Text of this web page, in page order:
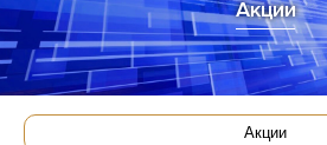
Акции